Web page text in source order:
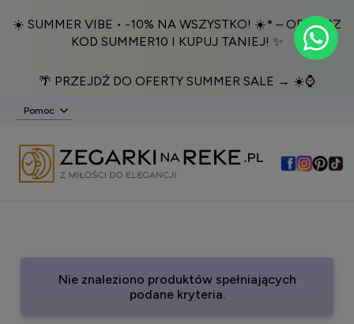
☀️ SUMMER VIBE • -10% NA WSZYSTKO! ☀️* – ODBIERZ
KOD SUMMER10 I KUPUJ TANIEJ! ✨
🌴 PRZEJDŹ DO OFERTY SUMMER SALE → ☀️⌚️
Pomoc
Nie znaleziono produktów spełniających
podane kryteria.